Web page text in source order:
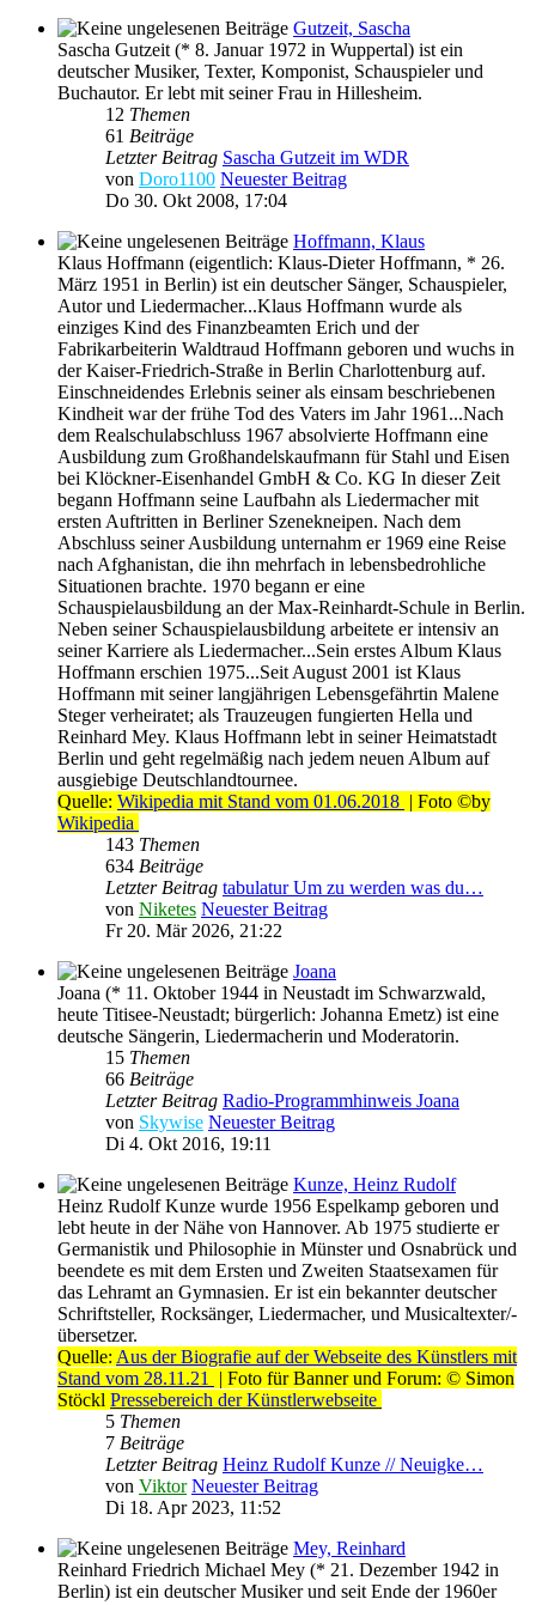
Gutzeit, Sascha
Sascha Gutzeit (* 8. Januar 1972 in Wuppertal) ist ein
deutscher Musiker, Texter, Komponist, Schauspieler und
Buchautor. Er lebt mit seiner Frau in Hillesheim.
12 Themen
61 Beiträge
Letzter Beitrag Sascha Gutzeit im WDR
von Doro1100 Neuester Beitrag
Do 30. Okt 2008, 17:04
Hoffmann, Klaus
Klaus Hoffmann (eigentlich: Klaus-Dieter Hoffmann, * 26.
März 1951 in Berlin) ist ein deutscher Sänger, Schauspieler,
Autor und Liedermacher...Klaus Hoffmann wurde als
einziges Kind des Finanzbeamten Erich und der
Fabrikarbeiterin Waldtraud Hoffmann geboren und wuchs in
der Kaiser-Friedrich-Straße in Berlin Charlottenburg auf.
Einschneidendes Erlebnis seiner als einsam beschriebenen
Kindheit war der frühe Tod des Vaters im Jahr 1961...Nach
dem Realschulabschluss 1967 absolvierte Hoffmann eine
Ausbildung zum Großhandelskaufmann für Stahl und Eisen
bei Klöckner-Eisenhandel GmbH & Co. KG In dieser Zeit
begann Hoffmann seine Laufbahn als Liedermacher mit
ersten Auftritten in Berliner Szenekneipen. Nach dem
Abschluss seiner Ausbildung unternahm er 1969 eine Reise
nach Afghanistan, die ihn mehrfach in lebensbedrohliche
Situationen brachte. 1970 begann er eine
Schauspielausbildung an der Max-Reinhardt-Schule in Berlin.
Neben seiner Schauspielausbildung arbeitete er intensiv an
seiner Karriere als Liedermacher...Sein erstes Album Klaus
Hoffmann erschien 1975...Seit August 2001 ist Klaus
Hoffmann mit seiner langjährigen Lebensgefährtin Malene
Steger verheiratet; als Trauzeugen fungierten Hella und
Reinhard Mey. Klaus Hoffmann lebt in seiner Heimatstadt
Berlin und geht regelmäßig nach jedem neuen Album auf
ausgiebige Deutschlandtournee.
Quelle: Wikipedia mit Stand vom 01.06.2018 | Foto ©by
Wikipedia
143 Themen
634 Beiträge
Letzter Beitrag tabulatur Um zu werden was du…
von Niketes Neuester Beitrag
Fr 20. Mär 2026, 21:22
Joana
Joana (* 11. Oktober 1944 in Neustadt im Schwarzwald,
heute Titisee-Neustadt; bürgerlich: Johanna Emetz) ist eine
deutsche Sängerin, Liedermacherin und Moderatorin.
15 Themen
66 Beiträge
Letzter Beitrag Radio-Programmhinweis Joana
von Skywise Neuester Beitrag
Di 4. Okt 2016, 19:11
Kunze, Heinz Rudolf
Heinz Rudolf Kunze wurde 1956 Espelkamp geboren und
lebt heute in der Nähe von Hannover. Ab 1975 studierte er
Germanistik und Philosophie in Münster und Osnabrück und
beendete es mit dem Ersten und Zweiten Staatsexamen für
das Lehramt an Gymnasien. Er ist ein bekannter deutscher
Schriftsteller, Rocksänger, Liedermacher, und Musicaltexter/-
übersetzer.
Quelle: Aus der Biografie auf der Webseite des Künstlers mit
Stand vom 28.11.21
| Foto für Banner und Forum: © Simon
Stöckl Pressebereich der Künstlerwebseite
5 Themen
7 Beiträge
Letzter Beitrag Heinz Rudolf Kunze // Neuigke…
von Viktor Neuester Beitrag
Di 18. Apr 2023, 11:52
Mey, Reinhard
Reinhard Friedrich Michael Mey (* 21. Dezember 1942 in
Berlin) ist ein deutscher Musiker und seit Ende der 1960er